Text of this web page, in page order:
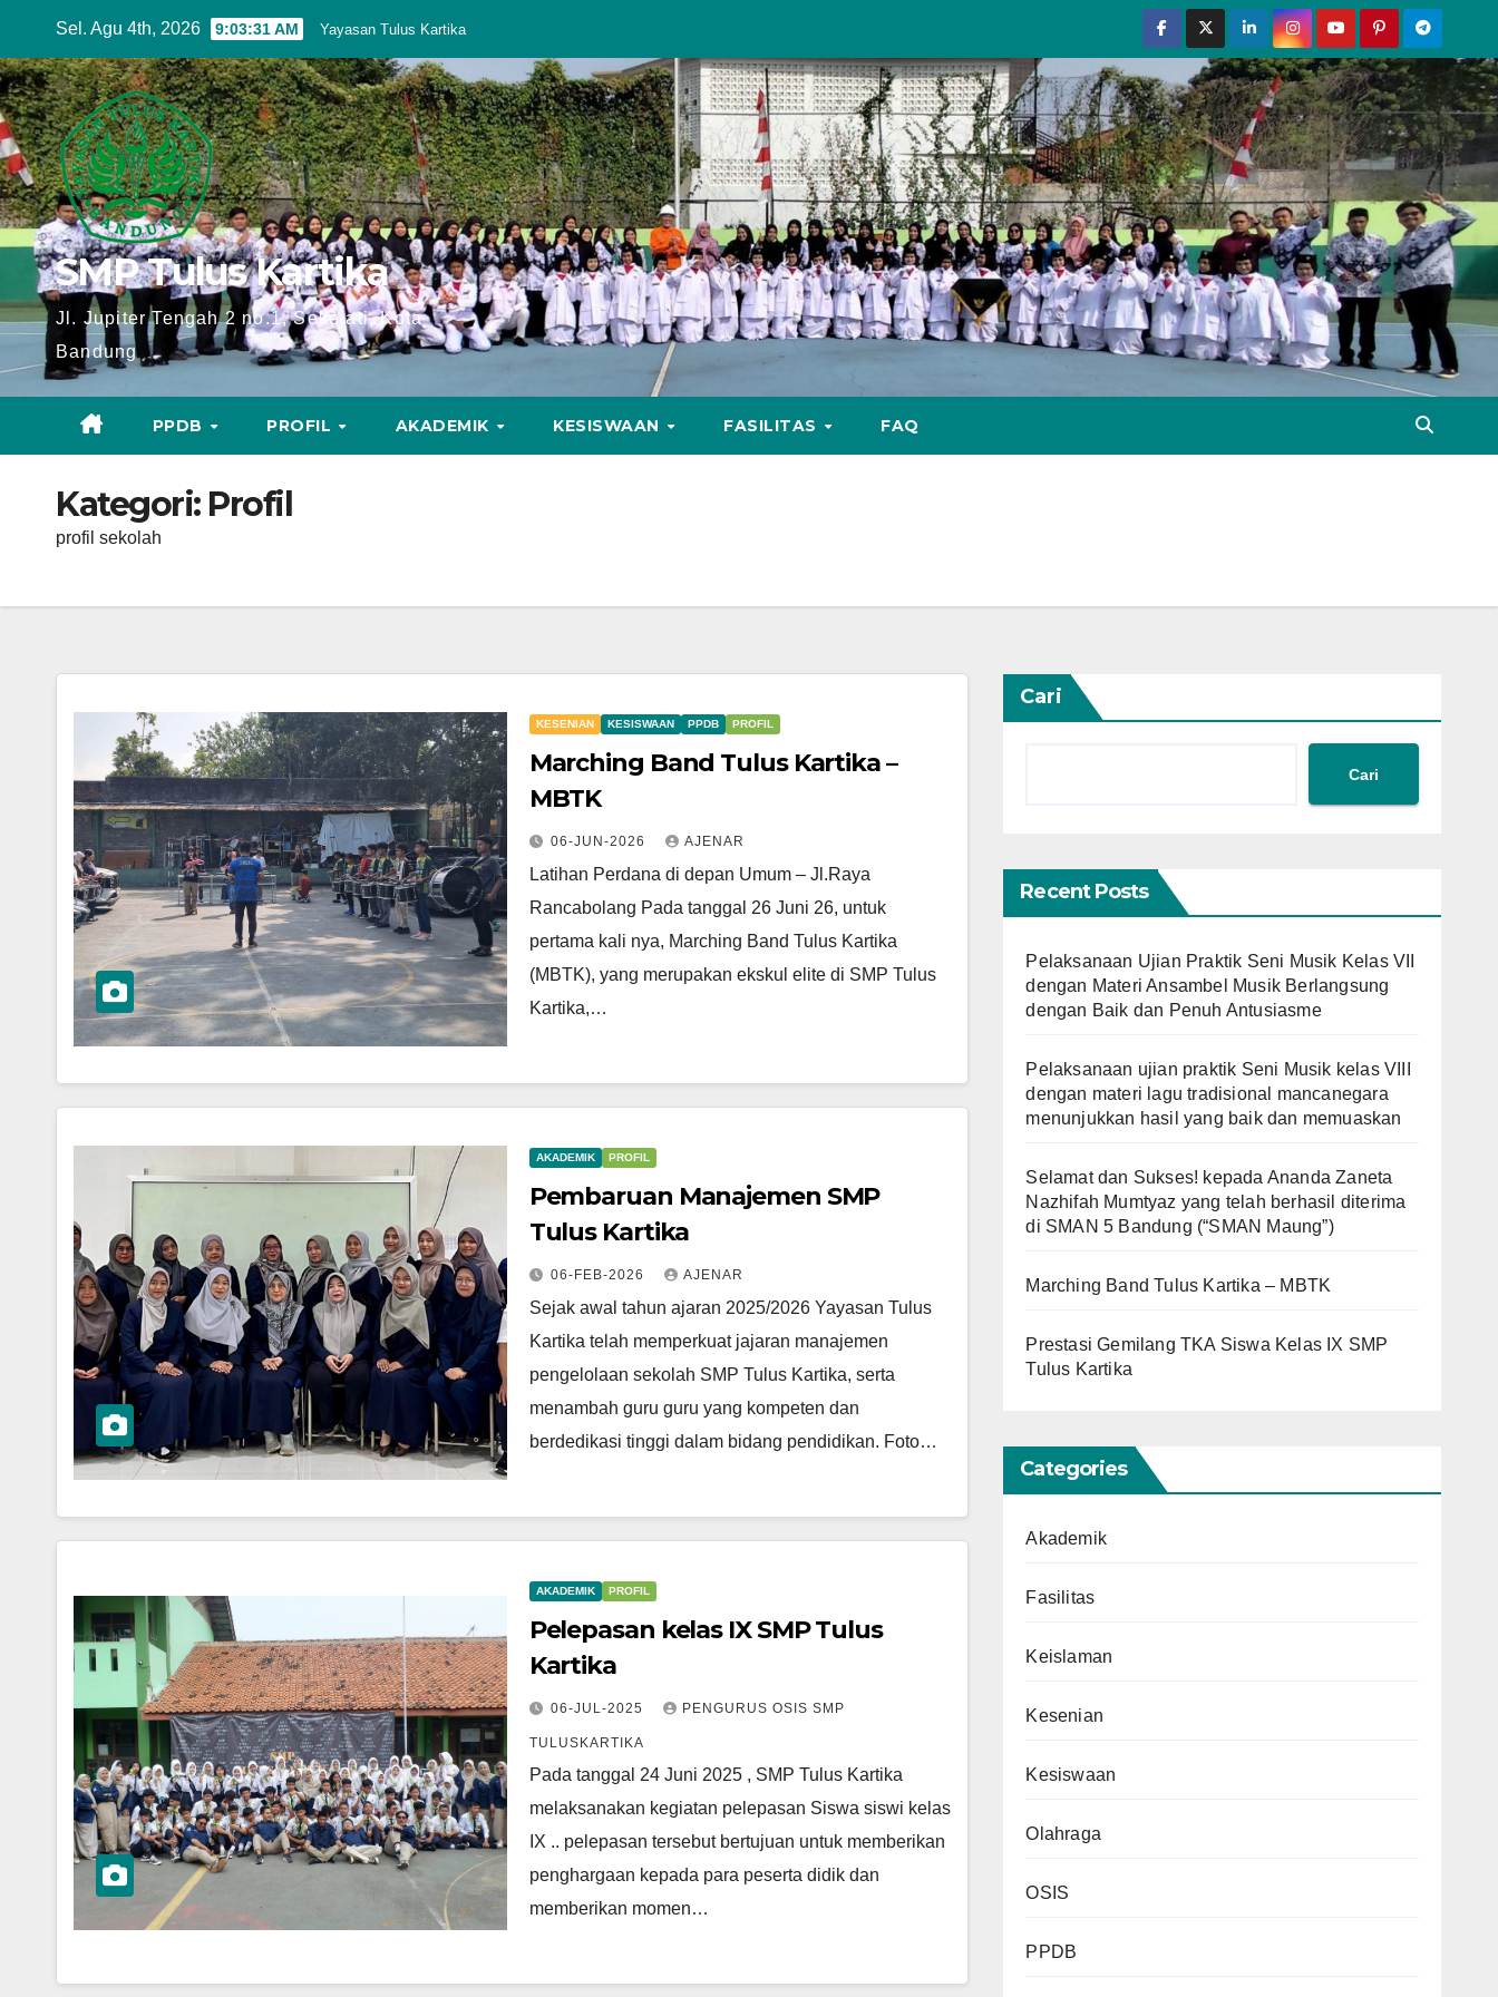
content
Sel. Agu 4th, 2026 9:03:32 AM Yayasan Tulus Kartika
SMP Tulus Kartika
Jl. Jupiter Tengah 2 no.1, Sekejati, Kota
Bandung
PPDB PROFIL AKADEMIK KESISWAAN FASILITAS FAQ
Kategori: Profil
profil sekolah
KESENIAN KESISWAAN PPDB PROFIL
Marching Band Tulus Kartika –
MBTK
06-JUN-2026 AJENAR
Latihan Perdana di depan Umum – Jl.Raya
Rancabolang Pada tanggal 26 Juni 26, untuk
pertama kali nya, Marching Band Tulus Kartika
(MBTK), yang merupakan ekskul elite di SMP Tulus
Kartika,…
AKADEMIK PROFIL
Pembaruan Manajemen SMP
Tulus Kartika
06-FEB-2026 AJENAR
Sejak awal tahun ajaran 2025/2026 Yayasan Tulus
Kartika telah memperkuat jajaran manajemen
pengelolaan sekolah SMP Tulus Kartika, serta
menambah guru guru yang kompeten dan
berdedikasi tinggi dalam bidang pendidikan. Foto…
AKADEMIK PROFIL
Pelepasan kelas IX SMP Tulus
Kartika
06-JUL-2025 PENGURUS OSIS SMP
TULUSKARTIKA
Pada tanggal 24 Juni 2025 , SMP Tulus Kartika
melaksanakan kegiatan pelepasan Siswa siswi kelas
IX .. pelepasan tersebut bertujuan untuk memberikan
penghargaan kepada para peserta didik dan
memberikan momen…
Cari
Cari
Recent Posts
Pelaksanaan Ujian Praktik Seni Musik Kelas VII
dengan Materi Ansambel Musik Berlangsung
dengan Baik dan Penuh Antusiasme
Pelaksanaan ujian praktik Seni Musik kelas VIII
dengan materi lagu tradisional mancanegara
menunjukkan hasil yang baik dan memuaskan
Selamat dan Sukses! kepada Ananda Zaneta
Nazhifah Mumtyaz yang telah berhasil diterima
di SMAN 5 Bandung (“SMAN Maung”)
Marching Band Tulus Kartika – MBTK
Prestasi Gemilang TKA Siswa Kelas IX SMP
Tulus Kartika
Categories
Akademik
Fasilitas
Keislaman
Kesenian
Kesiswaan
Olahraga
OSIS
PPDB